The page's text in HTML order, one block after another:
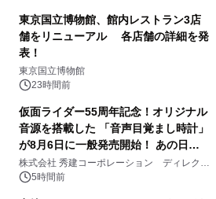
東京国立博物館、館内レストラン3店
舗をリニューアル 各店舗の詳細を発
表！
東京国立博物館
23時間前
仮面ライダー55周年記念！オリジナル
音源を搭載した 「音声目覚まし時計」
が8月6日に一般発売開始！ あの日の
大興奮が今甦る
株式会社 秀建コーポレーション ディレクト
アートギャラリー
5時間前